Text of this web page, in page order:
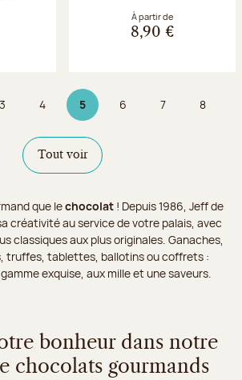
À partir de
8,90 €
Page
3 Page
4 5Page 5 sur 9
Page
6 Page
7 Page
8
Tout voir
que lechocolat ! Depuis 1986, Jeff de
créativité au service de votre palais, avec
classiques aux plus originales. Ganaches,
truffes, tablettes, ballotins ou coffrets :
exquise, aux mille et une saveurs.
bonheur dans notre
chocolats gourmands